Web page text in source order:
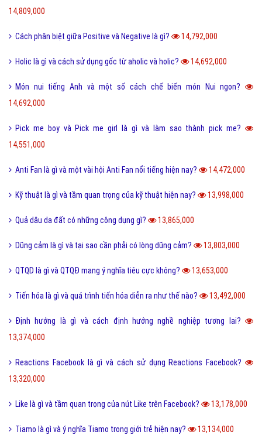
14,809,000
Cách phân biệt giữa Positive và Negative là gì? 14,792,000
Holic là gì và cách sử dụng gốc từ aholic và holic? 14,692,000
Món nui tiếng Anh và một số cách chế biến món Nui ngon?
14,692,000
Pick me boy và Pick me girl là gì và làm sao thành pick me?
14,551,000
Anti Fan là gì và một vài hội Anti Fan nổi tiếng hiện nay? 14,472,000
Kỹ thuật là gì và tầm quan trọng của kỹ thuật hiện nay? 13,998,000
Quả dâu da đất có những công dụng gì? 13,865,000
Dũng cảm là gì và tại sao cần phải có lòng dũng cảm? 13,803,000
QTQD là gì và QTQĐ mang ý nghĩa tiêu cực không? 13,653,000
Tiến hóa là gì và quá trình tiến hóa diễn ra như thế nào? 13,492,000
Định hướng là gì và cách định hướng nghề nghiệp tương lai?
13,374,000
Reactions Facebook là gì và cách sử dụng Reactions Facebook?
13,320,000
Like là gì và tầm quan trọng của nút Like trên Facebook? 13,178,000
Tiamo là gì và ý nghĩa Tiamo trong giới trẻ hiện nay? 13,134,000